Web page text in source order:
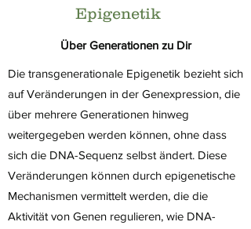
Epigenetik
​Über Generationen zu Dir
Die transgenerationale Epigenetik bezieht sich
auf Veränderungen in der Genexpression, die
über mehrere Generationen hinweg
weitergegeben werden können, ohne dass
sich die DNA-Sequenz selbst ändert. Diese
Veränderungen können durch epigenetische
Mechanismen vermittelt werden, die die
Aktivität von Genen regulieren, wie DNA-